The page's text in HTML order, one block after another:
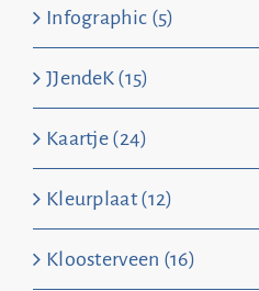
Infographic (5)
JJendeK (15)
Kaartje (24)
Kleurplaat (12)
Kloosterveen (16)